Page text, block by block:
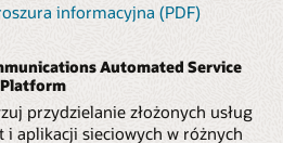
informacyjna (PDF)
Automated Service
przydzielanie złożonych usług
i aplikacji sieciowych w różnych